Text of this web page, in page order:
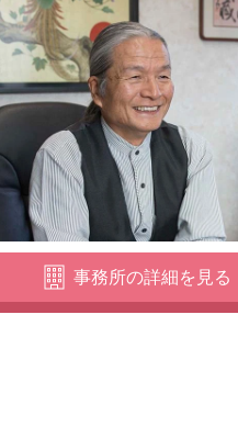
事務所の詳細を見る